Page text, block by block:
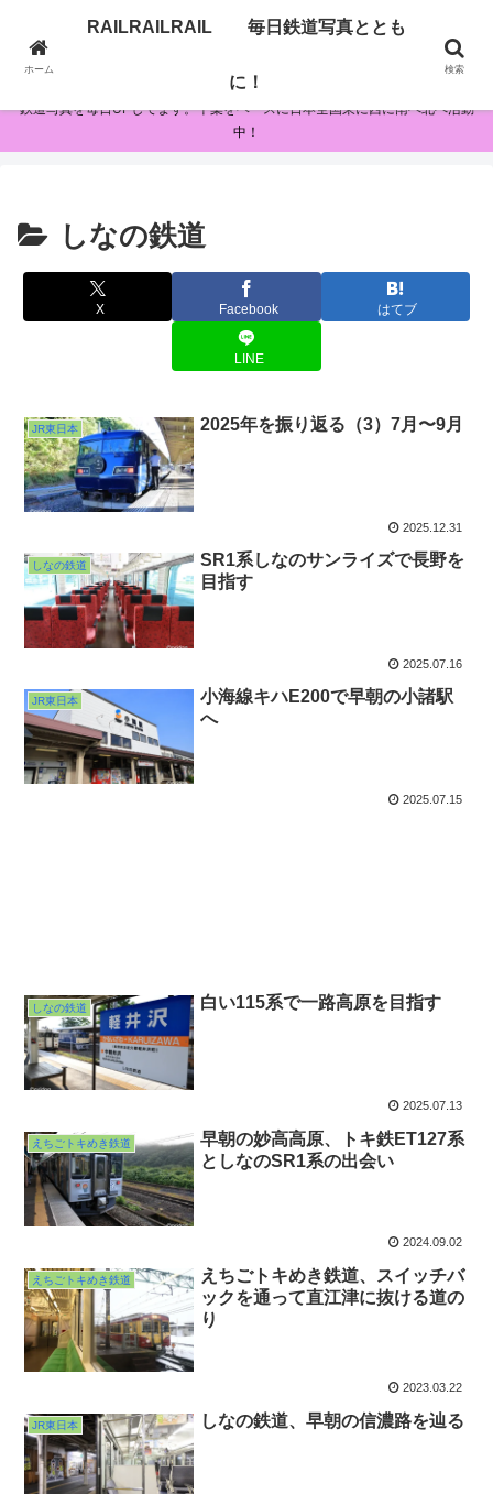
RAILRAILRAIL 毎日鉄道写真とともに！
鉄道写真を毎日UPしてます。千葉をベースに日本全国東に西に南へ北へ活動
中！
しなの鉄道
X Facebook はてブ
LINE
JR東日本 2025年を振り返る（3）7月〜9月
2025.12.31
しなの鉄道
SR1系しなのサンライズで長野を
目指す
2025.07.16
JR東日本
小海線キハE200で早朝の小諸駅
へ
2025.07.15
しなの鉄道 白い115系で一路高原を目指す
2025.07.13
えちごトキめき鉄道
早朝の妙高高原、トキ鉄ET127系
としなのSR1系の出会い
2024.09.02
えちごトキめき鉄道
えちごトキめき鉄道、スイッチバ
ックを通って直江津に抜ける道の
り
2023.03.22
JR東日本 しなの鉄道、早朝の信濃路を辿る
ホーム
RAILRAILRAIL 毎日鉄道写真ととも
に！
検索